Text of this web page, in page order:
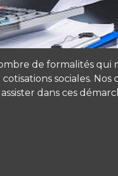
de formalités
sociales.
dans ces